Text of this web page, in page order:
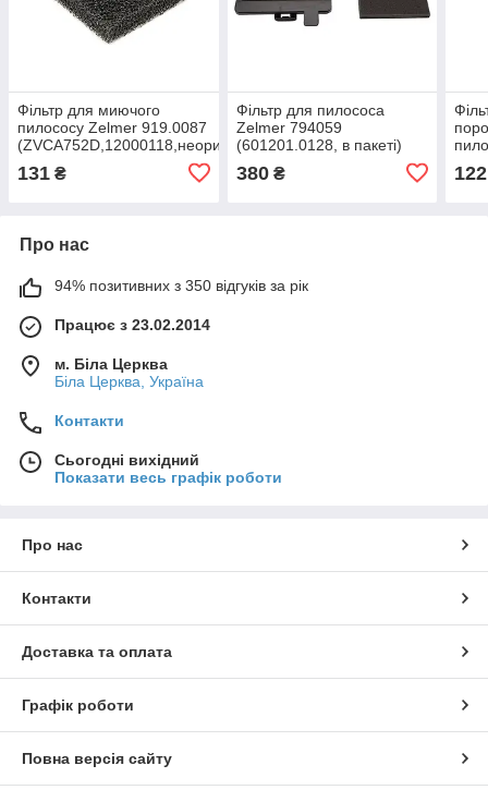
Фільтр для миючого
пилососу Zelmer 919.0087
(ZVCA752D,12000118,неоригіал)
131 ₴
Фільтр для пилососа
Zelmer 794059
(601201.0128, в пакеті)
380₴ 122
Про нас
94% позитивних з 350 відгуків за рік
Працює з 23.02.2014
м. Біла Церква
Біла Церква, Україна
Контакти
Сьогодні вихідний
Показати весь графік роботи
Про нас
Контакти
Доставка та оплата
Графік роботи
Повна версія сайту